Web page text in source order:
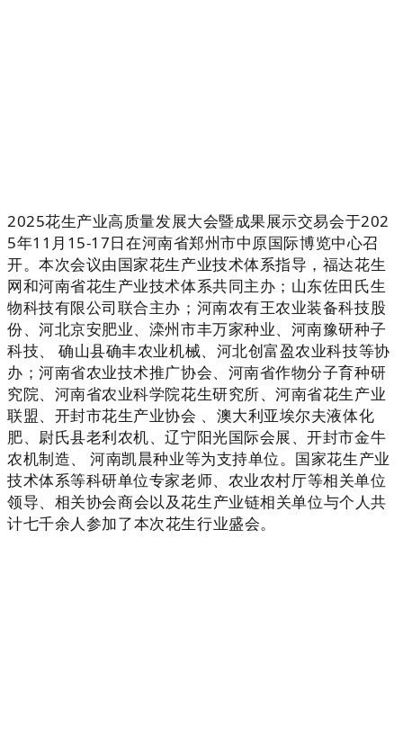
2025花生产业高质量发展大会暨成果展示交易会于202
5年11月15-17日在河南省郑州市中原国际博览中心召
开。本次会议由国家花生产业技术体系指导，福达花生
网和河南省花生产业技术体系共同主办；山东佐田氏生
物科技有限公司联合主办；河南农有王农业装备科技股
份、河北京安肥业、滦州市丰万家种业、河南豫研种子
科技、 确山县确丰农业机械、河北创富盈农业科技等协
办；河南省农业技术推广协会、河南省作物分子育种研
究院、河南省农业科学院花生研究所、河南省花生产业
联盟、 开封市花生产业协会 、 澳大利亚埃尔夫液体化
肥、尉氏县老利农机、辽宁阳光国际会展、开封市金牛
农机制造、 河南凯晨种业等为支持单位。 国家花生产业
技术体系等科研单位专家老师、农业农村厅等相关单位
领导、相关协会商会以及花生产业链相关单位与个人共
计七千余人参加了本次花生行业盛会。